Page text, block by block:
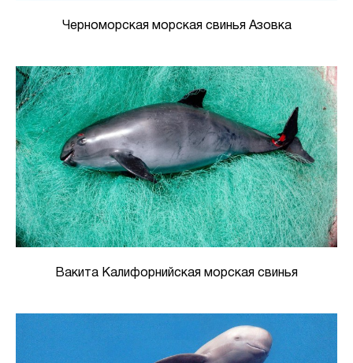
Черноморская морская свинья Азовка
Вакита Калифорнийская морская свинья